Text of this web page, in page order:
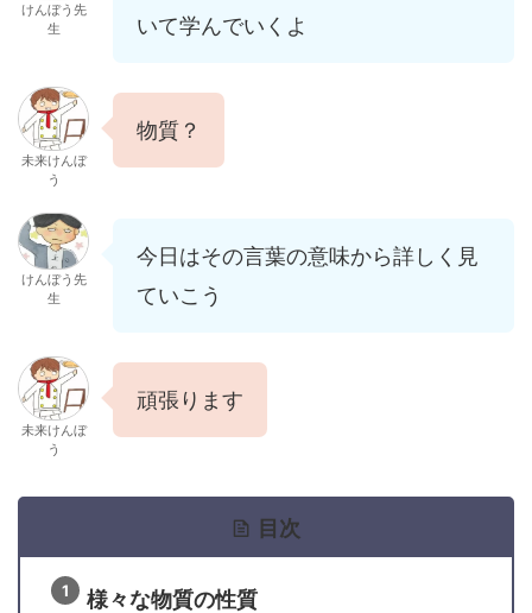
けんぼう先
生
いて学んでいくよ
未来けんぼ
う
物質？
けんぼう先
生
今日はその言葉の意味から詳しく見
ていこう
未来けんぼ
う
頑張ります
目次
様々な物質の性質